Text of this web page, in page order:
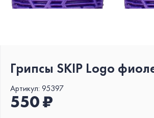
Грипсы SKIP Logo
Артикул: 95397
550 ₽